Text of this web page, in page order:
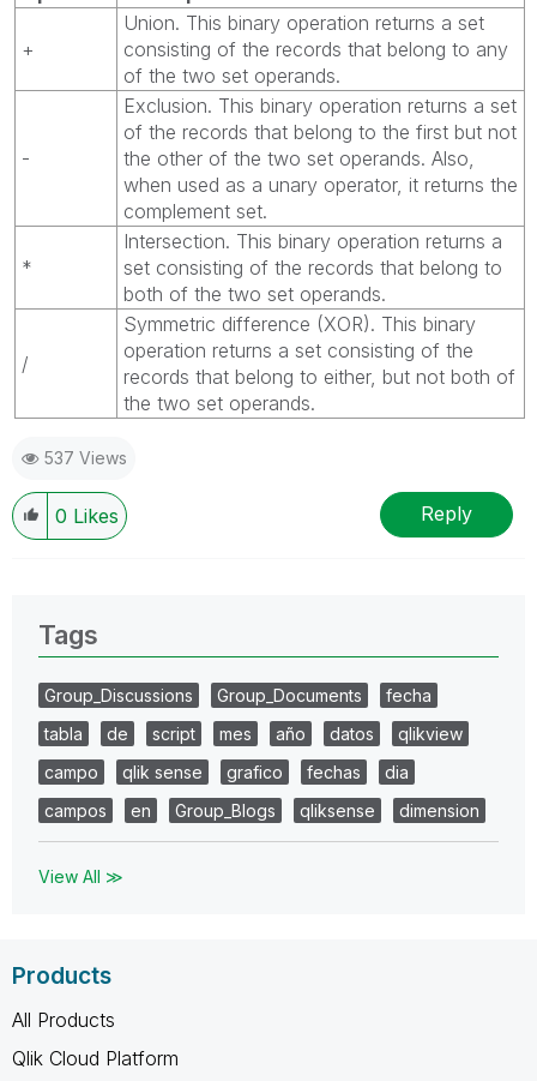
+
Union. This binary operation returns a set
consisting of the records that belong to any
of the two set operands.
-
Exclusion. This binary operation returns a set
of the records that belong to the first but not
the other of the two set operands. Also,
when used as a unary operator, it returns the
complement set.
*
Intersection. This binary operation returns a
set consisting of the records that belong to
both of the two set operands.
/
Symmetric difference (XOR). This binary
operation returns a set consisting of the
records that belong to either, but not both of
the two set operands.
537 Views
0 Likes Reply
Tags
Group_Discussions Group_Documents
fecha
tabla
de script mes año datos
qlikview
campo
qlik sense grafico fechas
dia
campos
en Group_Blogs qliksense dimension
View All ≫
Products
All Products
Qlik Cloud Platform